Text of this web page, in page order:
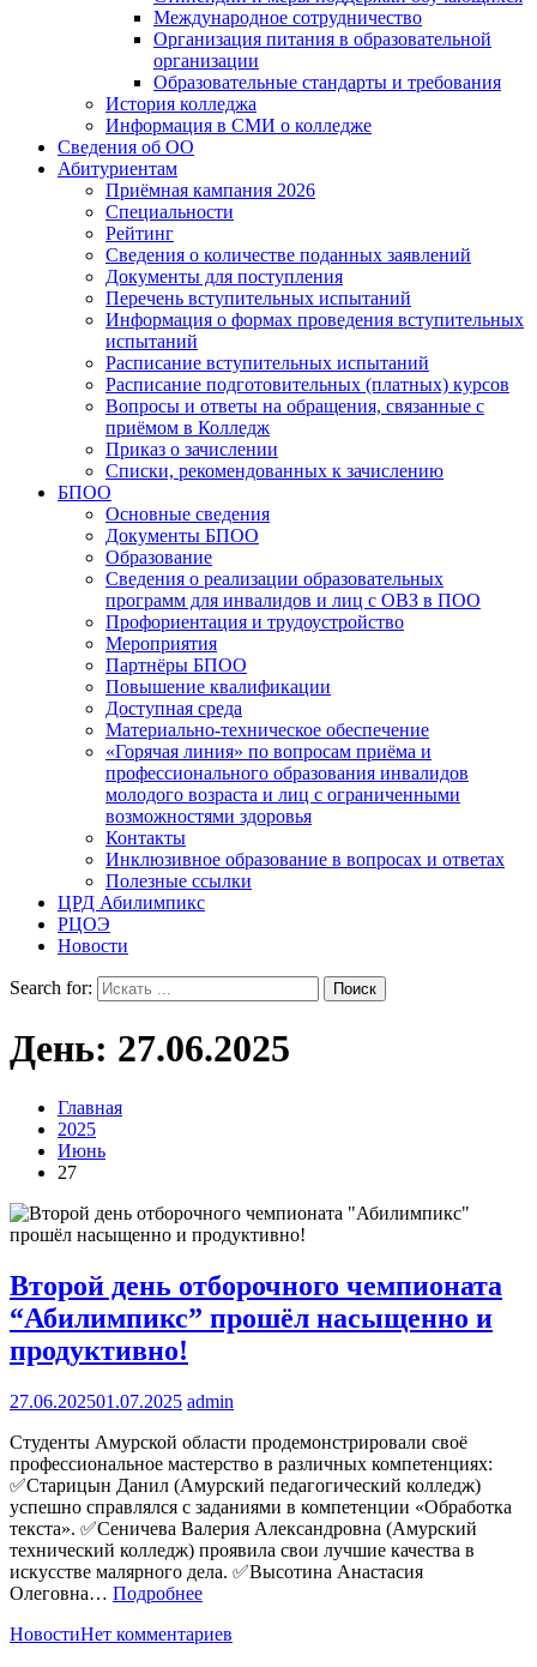
Международное сотрудничество
Организация питания в образовательной
организации
Образовательные стандарты и требования
История колледжа
Информация в СМИ о колледже
Сведения об ОО
Абитуриентам
Приёмная кампания 2026
Специальности
Рейтинг
Сведения о количестве поданных заявлений
Документы для поступления
Перечень вступительных испытаний
Информация о формах проведения вступительных
испытаний
Расписание вступительных испытаний
Расписание подготовительных (платных) курсов
Вопросы и ответы на обращения, связанные с
приёмом в Колледж
Приказ о зачислении
Списки, рекомендованных к зачислению
БПОО
Основные сведения
Документы БПОО
Образование
Сведения о реализации образовательных
программ для инвалидов и лиц с ОВЗ в ПОО
Профориентация и трудоустройство
Мероприятия
Партнёры БПОО
Повышение квалификации
Доступная среда
Материально-техническое обеспечение
«Горячая линия» по вопросам приёма и
профессионального образования инвалидов
молодого возраста и лиц с ограниченными
возможностями здоровья
Контакты
Инклюзивное образование в вопросах и ответах
Полезные ссылки
ЦРД Абилимпикс
РЦОЭ
Новости
Search for:
День: 27.06.2025
Главная
2025
Июнь
27
Второй день отборочного чемпионата
“Абилимпикс” прошёл насыщенно и
продуктивно!
27.06.202501.07.2025 admin
Студенты Амурской области продемонстрировали своё
профессиональное мастерство в различных компетенциях:
✅Старицын Данил (Амурский педагогический колледж)
успешно справлялся с заданиями в компетенции «Обработка
текста». ✅Сеничева Валерия Александровна (Амурский
технический колледж) проявила свои лучшие качества в
искусстве малярного дела. ✅Высотина Анастасия
Олеговна… Подробнее
НовостиНет комментариев